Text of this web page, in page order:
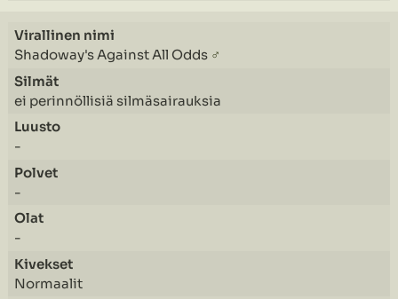
Shadoway's Against All Odds ♂
ei perinnöllisiä silmäsairauksia
-
-
-
Normaalit